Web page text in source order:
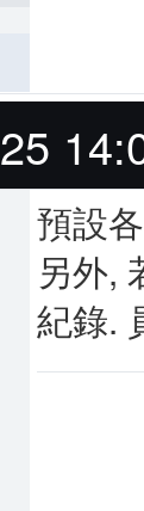
預設
另外,
紀錄.